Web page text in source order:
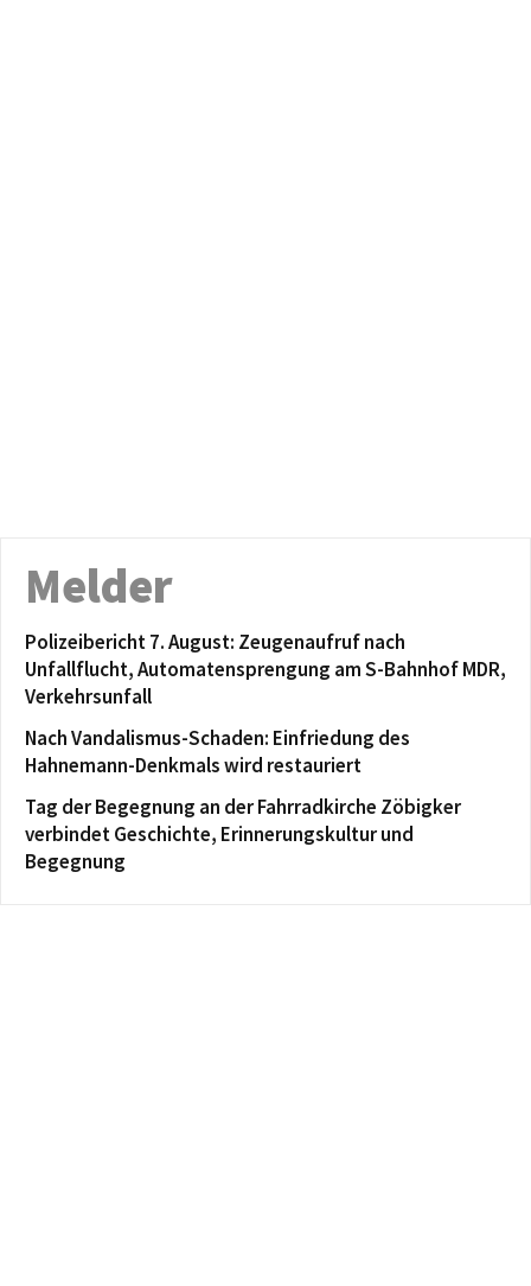
Melder
Polizeibericht 7. August: Zeugenaufruf nach
Unfallflucht, Automatensprengung am S-Bahnhof MDR,
Verkehrsunfall
Nach Vandalismus-Schaden: Einfriedung des
Hahnemann-Denkmals wird restauriert
Tag der Begegnung an der Fahrradkirche Zöbigker
verbindet Geschichte, Erinnerungskultur und
Begegnung